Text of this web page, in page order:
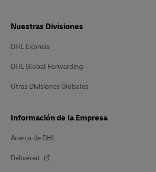
Nuestras Divisiones
DHL Express
DHL Global Forwarding
Otras Divisiones Globales
Información de la Empresa
Acerca de DHL
Delivered